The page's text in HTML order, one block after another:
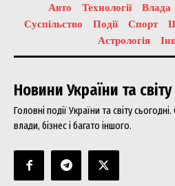
Авто Технології Влада
Суспільство
Події Спорт
Астрологія
Новини України та світу
Головні події України та світу
влади, бізнес і багато іншого.